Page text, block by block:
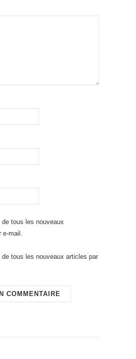
de tous les nouveaux
e-mail.
de tous les nouveaux articles par